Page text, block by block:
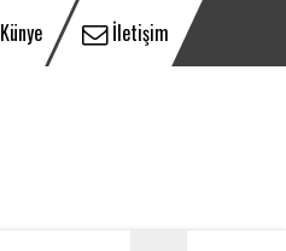
Künye İletişim